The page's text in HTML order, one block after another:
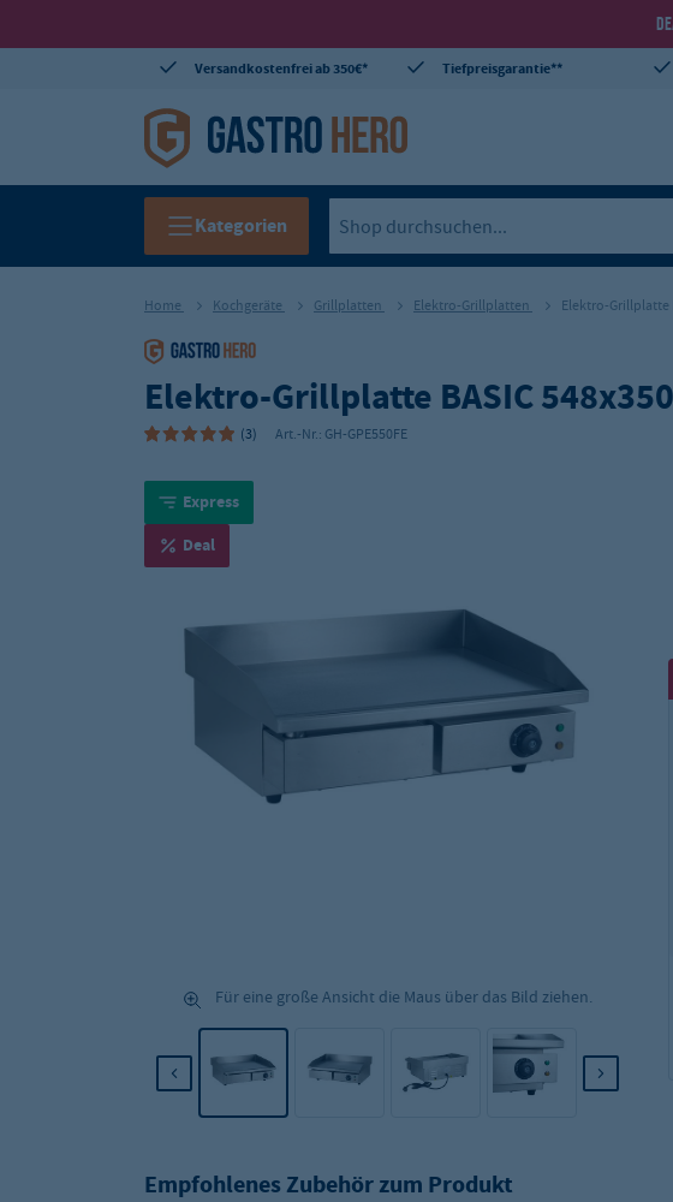
Versandkostenfrei ab 350€* Tiefpreisgarantie**
Kategorien
Home Kochgeräte Grillplatten Elektro-Grillplatten Elektro-Grillplatte
Elektro-Grillplatte BASIC
(3) Art.-Nr.: GH-GPE550FE
Express
Deal
Für eine große Ansicht die Maus über das Bild ziehen.
Empfohlenes Zubehör zum Produkt